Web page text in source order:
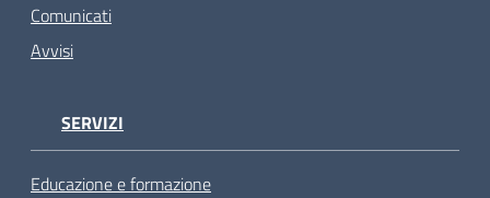
Comunicati
Avvisi
SERVIZI
Educazione e formazione